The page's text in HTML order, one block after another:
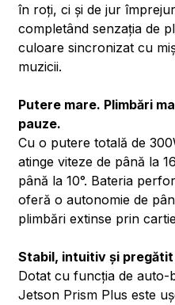
în roți, ci și de jur
completând senzația de
culoare sincronizat cu
muzicii.
Putere mare. Plimbări
pauze.
Cu o putere totală de
atinge viteze de până la
până la 10°. Bateria
oferă o autonomie de
plimbări extinse prin
Stabil, intuitiv și
Dotat cu funcția de auto-
Jetson Prism Plus este